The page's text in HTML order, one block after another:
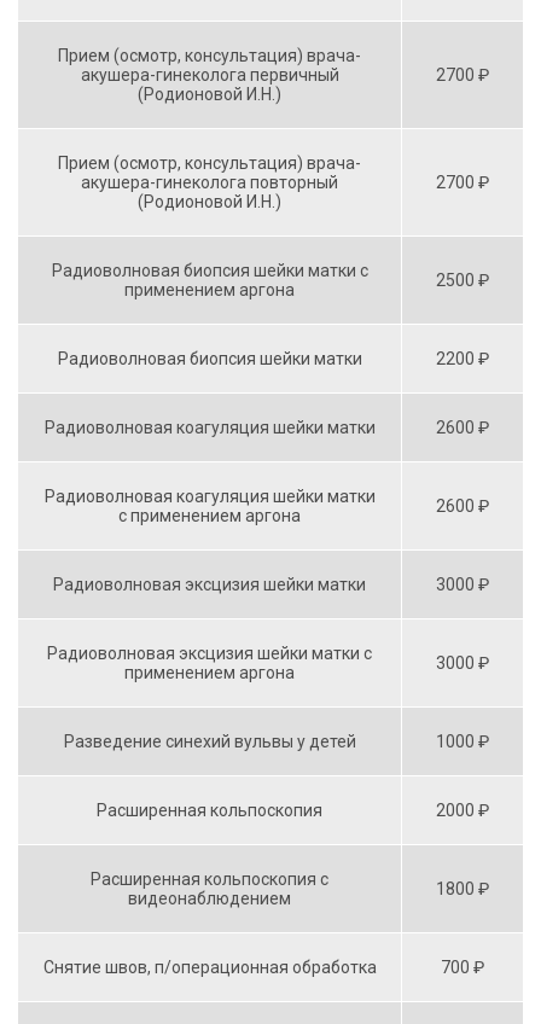
Прием (осмотр, консультация) врача-
акушера-гинеколога первичный
(Родионовой И.Н.)
2700 ₽
Прием (осмотр, консультация) врача-
акушера-гинеколога повторный
(Родионовой И.Н.)
2700 ₽
Радиоволновая биопсия шейки матки с
применением аргона
2500 ₽
Радиоволновая биопсия шейки матки 2200 ₽
Радиоволновая коагуляция шейки матки 2600 ₽
Радиоволновая коагуляция шейки матки
с применением аргона
2600 ₽
Радиоволновая эксцизия шейки матки 3000 ₽
Радиоволновая эксцизия шейки матки с
применением аргона
3000 ₽
Разведение синехий вульвы у детей 1000 ₽
Расширенная кольпоскопия 2000 ₽
Расширенная кольпоскопия с
видеонаблюдением
1800 ₽
Снятие швов, п/операционная обработка 700 ₽